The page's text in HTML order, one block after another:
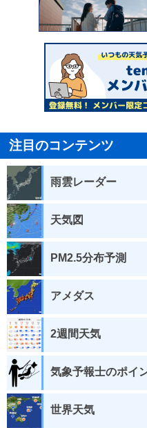
注目のコンテンツ
雨雲レーダー
天気図
PM2.5分布予測
アメダス
2週間天気
気象予報士のポイ
世界天気